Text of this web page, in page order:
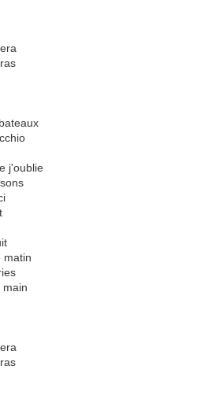
j'oublie
matin
main